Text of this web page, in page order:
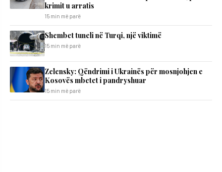
krimit u arratis
15 min më parë
Shembet tuneli në Turqi, një viktimë
15 min më parë
Zelensky: Qëndrimi i Ukrainës për mosnjohjen e
Kosovës mbetet i pandryshuar
15 min më parë